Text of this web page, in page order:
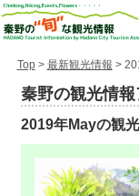
Top> 最新観光情報 >
秦野の観光情
2019年Mayの観